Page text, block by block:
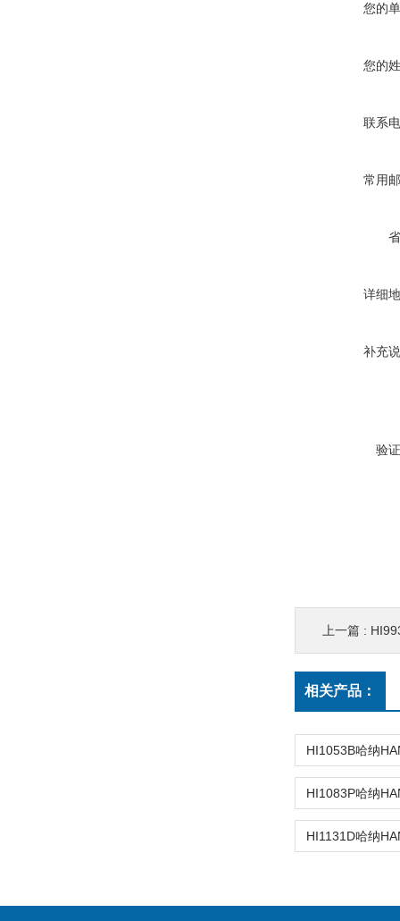
您的
您的
联系
常用
详细
补充
验
上一篇 :
相关产品：